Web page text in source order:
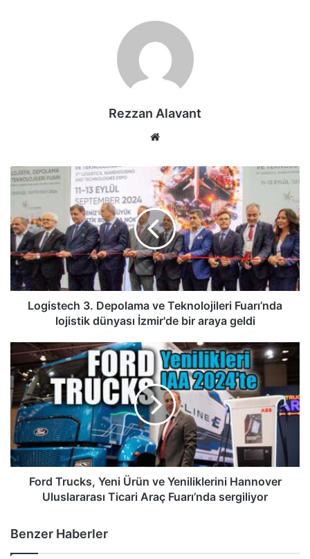
Rezzan Alavant
Logistech
3.
Depolama
ve
Teknolojileri
Fuarı’nda
lojistik
dünyası
İzmir'de
Logistech 3. Depolama ve Teknolojileri Fuarı’nda
lojistik dünyası İzmir'de bir araya geldi
Ford
Trucks,
Yeni
Ürün
ve
Yeniliklerini
Hannover
Uluslararası
Ticari
Fuarı’nda
Ford Trucks, Yeni Ürün ve Yeniliklerini Hannover
Uluslararası Ticari Araç Fuarı’nda sergiliyor
Benzer Haberler